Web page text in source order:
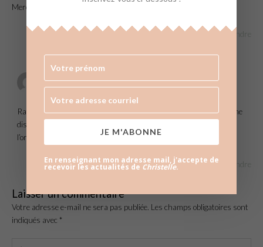
Merci encore
Répondre
2 DÉCEMBRE 2018 À 22:12
Ravie que ces conseils te soient utiles ! Au vue de tout ce que tu me
dis, tu as l’air vraiment sur la bonne voie pour devenir une pro de
l’organisation, bravo continue comme ça !
Répondre
Laisser un commentaire
Votre adresse e-mail ne sera pas publiée. Les champs obligatoires sont
indiqués avec *
JE M'ABONNE
En renseignant mon adresse mail, j'accepte de
recevoir les actualités de Christelle.